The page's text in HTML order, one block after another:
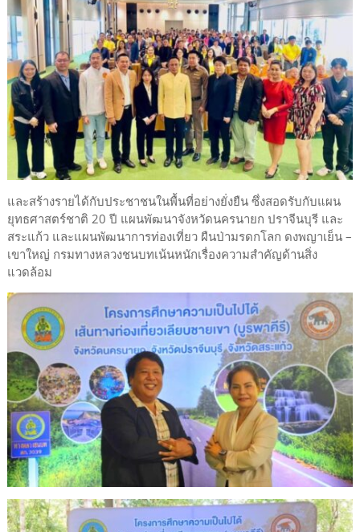
และสร้างรายได้กับประชาชนในพื้นที่อย่างยั่งยืน ซึ่งสอดรับกับแผน
ยุทธศาสตร์ชาติ 20 ปี แผนพัฒนาจังหวัดนครนายก ปราจีนบุรี และ
สระแก้ว และแผนพัฒนาการท่องเที่ยว ผืนป่ามรดกโลก ดงพญาเย็น –
เขาใหญ่ กรมทางหลวงชนบทเน้นหนักเรื่องความสำคัญด้านสิ่ง
แวดล้อม